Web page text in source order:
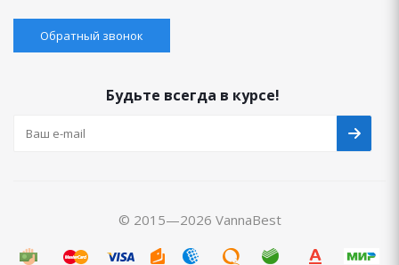
Обратный звонок
Будьте всегда в курсе!
© 2015—2026 VannaBest